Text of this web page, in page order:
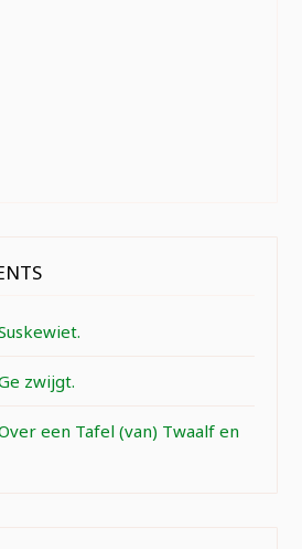
zwijgt.
een Tafel (van) Twaalf en